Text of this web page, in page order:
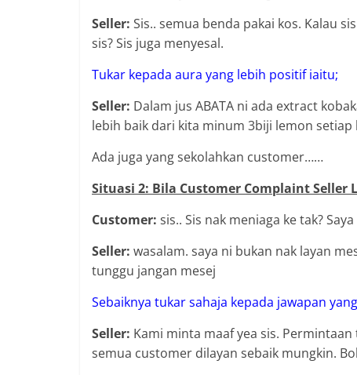
Seller: Sis.. semua benda pakai kos. Kalau
sis? Sis juga menyesal.
Tukar kepada aura yang lebih positif iaitu;
Seller: Dalam jus ABATA ni ada extract
lebih baik dari kita minum 3biji lemon setiap
Ada juga yang sekolahkan customer……
Situasi 2: Bila Customer Complaint Seller
Customer: sis.. Sis nak meniaga ke tak?
Seller: wasalam. saya ni bukan nak layan
tunggu jangan mesej
Sebaiknya tukar sahaja kepada jawapan
Seller: Kami minta maaf yea sis.
semua customer dilayan sebaik mungkin.